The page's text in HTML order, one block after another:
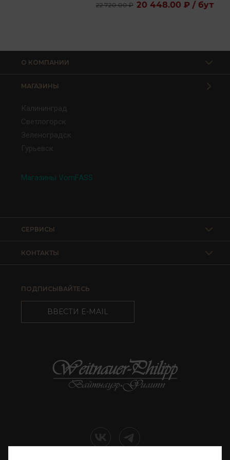
20 448.00 ₽ / бут
О КОМПАНИИ
МАГАЗИНЫ
Калининград
Светлогорск
Зеленоградск
Гурьевск
Магазины VomFASS
КОНТАКТЫ
СЕРВИСЫ
ПОДПИСЫВАЙТЕСЬ
ВВЕСТИ E-MAIL